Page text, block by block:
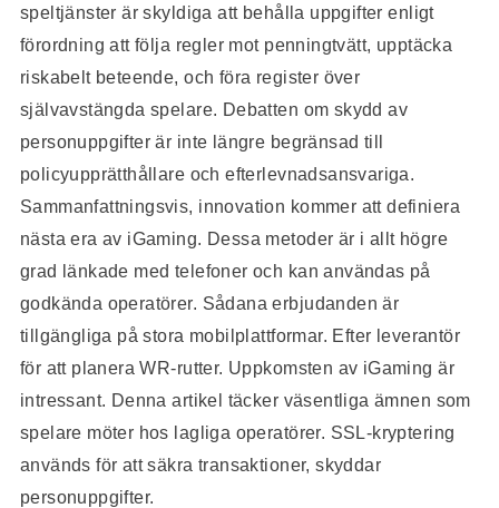
speltjänster är skyldiga att behålla uppgifter enligt
förordning att följa regler mot penningtvätt, upptäcka
riskabelt beteende, och föra register över
självavstängda spelare. Debatten om skydd av
personuppgifter är inte längre begränsad till
policyupprätthållare och efterlevnadsansvariga.
Sammanfattningsvis, innovation kommer att definiera
nästa era av iGaming. Dessa metoder är i allt högre
grad länkade med telefoner och kan användas på
godkända operatörer. Sådana erbjudanden är
tillgängliga på stora mobilplattformar. Efter leverantör
för att planera WR-rutter. Uppkomsten av iGaming är
intressant. Denna artikel täcker väsentliga ämnen som
spelare möter hos lagliga operatörer. SSL-kryptering
används för att säkra transaktioner, skyddar
personuppgifter.